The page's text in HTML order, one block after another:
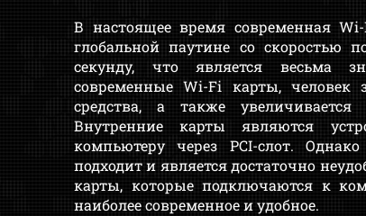
В настоящее время современная
глобальной паутине со скоростью
секунду, что является весьма
современные Wi-Fi карты, человек
средства, а также
Внутренние карты являются
компьютеру через PCI-слот.
подходит и является достаточно
карты, которые подключаются к
наиболее современное и удобное.